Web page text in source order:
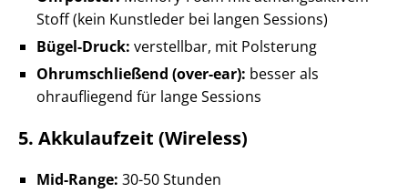
Stoff (kein Kunstleder bei langen Sessions)
Bügel-Druck: verstellbar, mit Polsterung
Ohrumschließend (over-ear): besser als
ohraufliegend für lange Sessions
5. Akkulaufzeit (Wireless)
Mid-Range: 30-50 Stunden